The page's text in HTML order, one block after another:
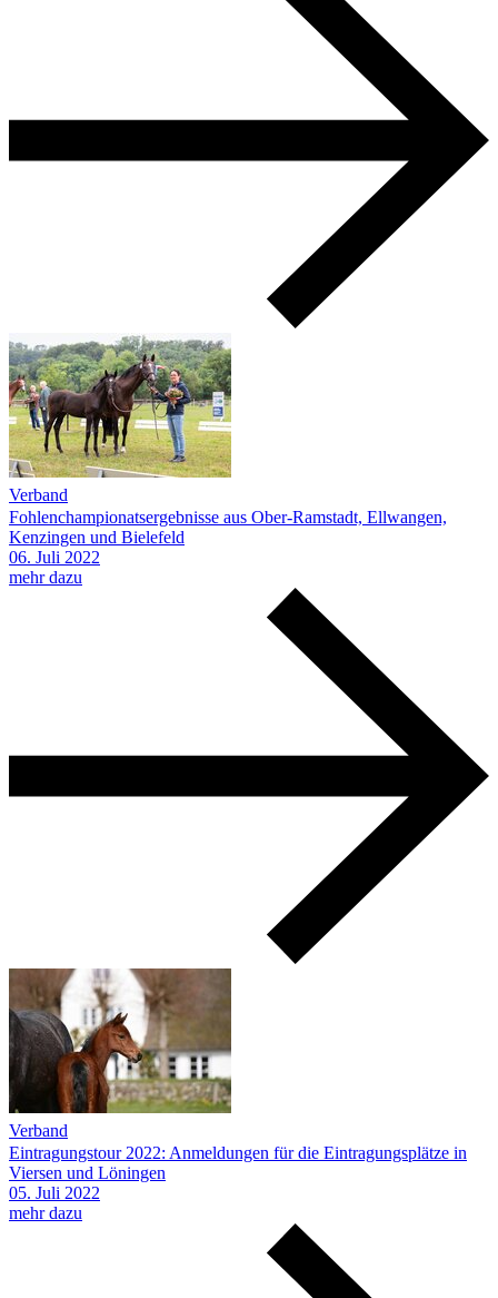
Verband
Fohlenchampionatsergebnisse aus Ober-Ramstadt, Ellwangen,
Kenzingen und Bielefeld
06. Juli 2022
mehr dazu
Verband
Eintragungstour 2022: Anmeldungen für die Eintragungsplätze in
Viersen und Löningen
05. Juli 2022
mehr dazu